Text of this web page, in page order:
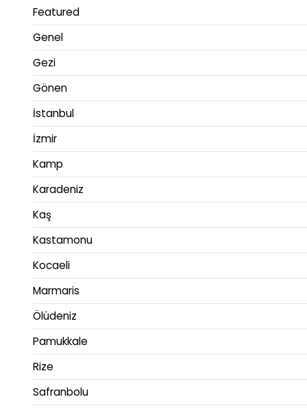
Featured
Genel
Gezi
Gönen
İstanbul
İzmir
Kamp
Karadeniz
Kaş
Kastamonu
Kocaeli
Marmaris
Ölüdeniz
Pamukkale
Rize
Safranbolu